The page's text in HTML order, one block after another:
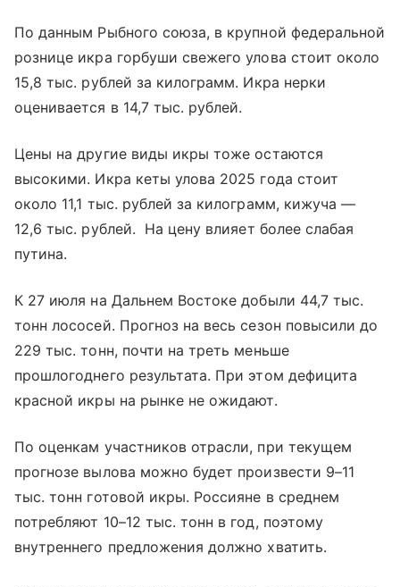
По данным Рыбного союза, в крупной федеральной
рознице икра горбуши свежего улова стоит около
15,8 тыс. рублей за килограмм. Икра нерки
оценивается в 14,7 тыс. рублей.
Цены на другие виды икры тоже остаются
высокими. Икра кеты улова 2025 года стоит
около 11,1 тыс. рублей за килограмм, кижуча —
12,6 тыс. рублей. На цену влияет более слабая
путина.
К 27 июля на Дальнем Востоке добыли 44,7 тыс.
тонн лососей. Прогноз на весь сезон повысили до
229 тыс. тонн, почти на треть меньше
прошлогоднего результата. При этом дефицита
красной икры на рынке не ожидают.
По оценкам участников отрасли, при текущем
прогнозе вылова можно будет произвести 9–11
тыс. тонн готовой икры. Россияне в среднем
потребляют 10–12 тыс. тонн в год, поэтому
внутреннего предложения должно хватить.